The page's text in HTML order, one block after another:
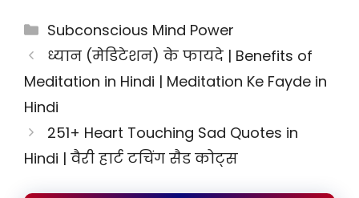
Categories
Subconscious Mind Power
ध्यान (मेडिटेशन) के फायदे | Benefits of
Meditation in Hindi | Meditation Ke Fayde in
Hindi
251+ Heart Touching Sad Quotes in
Hindi | वैरी हार्ट टचिंग सैड कोट्स